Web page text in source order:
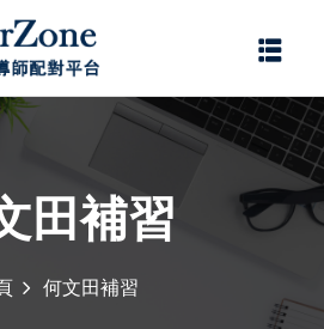
田補習
何文田補習